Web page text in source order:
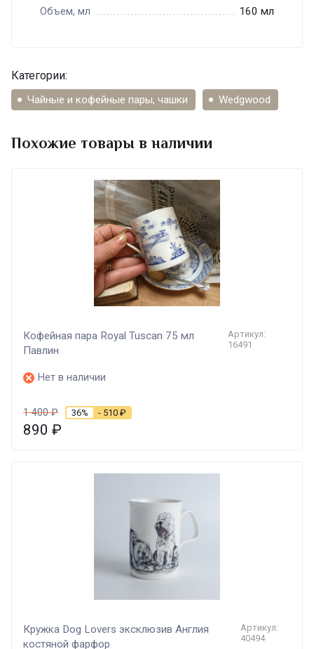
Объем, мл 160 мл
Категории:
Чайные и кофейные пары, чашки Wedgwood
Похожие товары в наличии
Кофейная пара Royal Tuscan 75 мл
Павлин
Артикул:
16491
Нет в наличии
1 400₽ 36% - 510 ₽
890 ₽
Кружка Dog Lovers эксклюзив Англия
костяной фарфор
Артикул:
40494